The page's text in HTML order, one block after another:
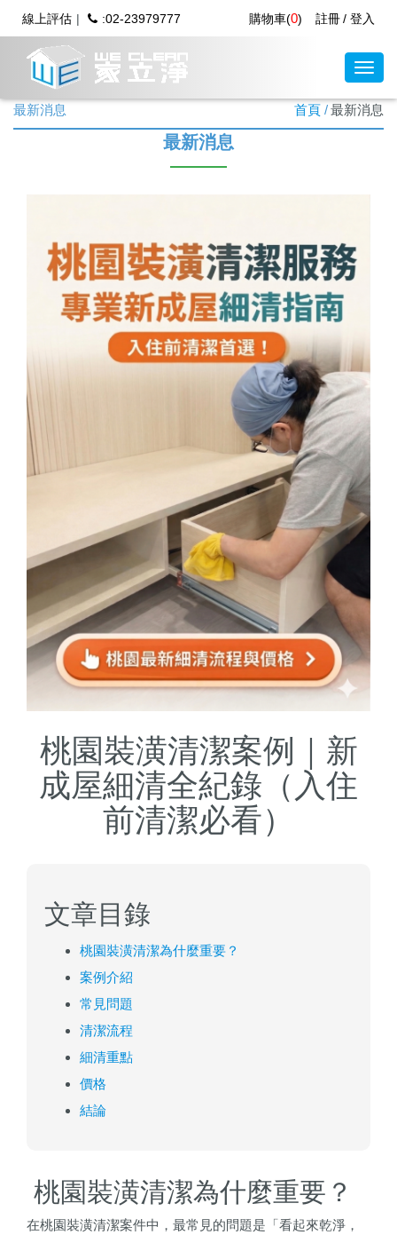
線上評估 :02-23979777 註冊 登入
購物車(0)
最新消息 首頁 最新消息
最新消息
桃園裝潢清潔案例｜新
成屋細清全紀錄（入住
前清潔必看）
文章目錄
桃園裝潢清潔為什麼重要？
案例介紹
常見問題
清潔流程
細清重點
價格
結論
桃園裝潢清潔為什麼重要？
在桃園裝潢清潔案件中，最常見的問題是「看起來乾淨，